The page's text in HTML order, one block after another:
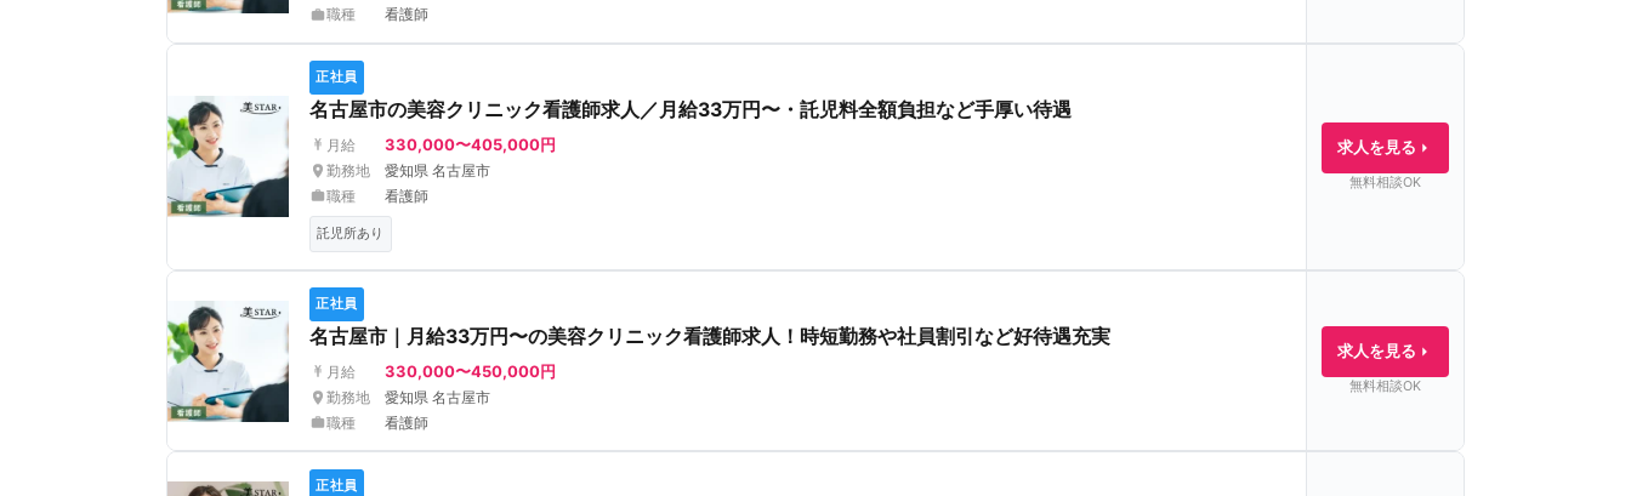
職種
看護師
正社員
名古屋市の美容クリニック看護師求人／月給33万円〜・託児料全額負担など手厚い待遇
月給 330,000〜405,000円
勤務地
愛知県 名古屋市
職種
看護師
託児所あり
求人を見る
無料相談OK
正社員
名古屋市｜月給33万円〜の美容クリニック看護師求人！時短勤務や社員割引など好待遇充実
月給 330,000〜450,000円
勤務地
愛知県 名古屋市
職種
看護師
求人を見る
無料相談OK
正社員